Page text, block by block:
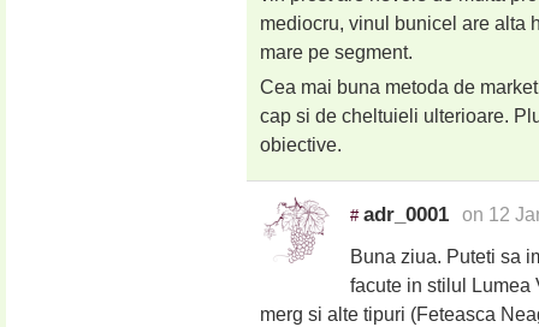
mediocru, vinul bunicel are alta
mare pe segment.
Cea mai buna metoda de
cap si de cheltuieli ulterioare.
obiective.
# adr_0001 on 12
Buna ziua. Puteti sa
facute in stilul Lumea
merg si alte tipuri (Feteasca